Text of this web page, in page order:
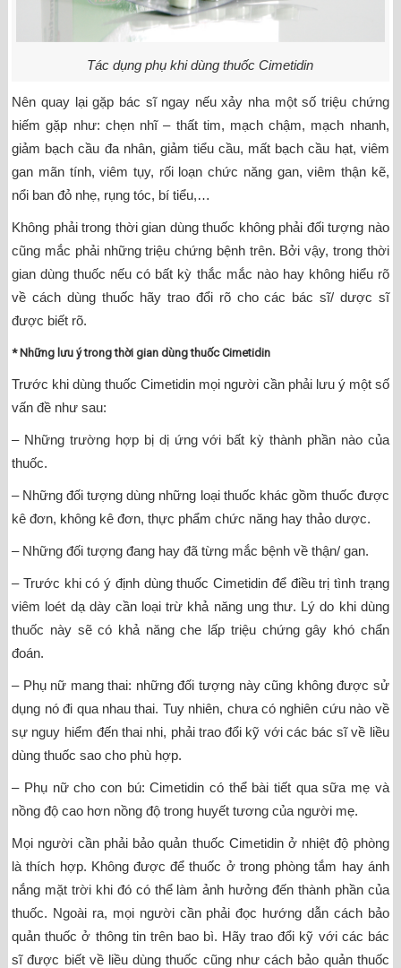
Tác dụng phụ khi dùng thuốc Cimetidin
Nên quay lại gặp bác sĩ ngay nếu xảy nha một số triệu chứng
hiếm gặp như: chẹn nhĩ – thất tim, mạch chậm, mạch nhanh,
giảm bạch cầu đa nhân, giảm tiểu cầu, mất bạch cầu hạt, viêm
gan mãn tính, viêm tụy, rối loạn chức năng gan, viêm thận kẽ,
nổi ban đỏ nhẹ, rụng tóc, bí tiểu,…
Không phải trong thời gian dùng thuốc không phải đối tượng nào
cũng mắc phải những triệu chứng bệnh trên. Bởi vậy, trong thời
gian dùng thuốc nếu có bất kỳ thắc mắc nào hay không hiểu rõ
về cách dùng thuốc hãy trao đổi rõ cho các bác sĩ/ dược sĩ
được biết rõ.
* Những lưu ý trong thời gian dùng thuốc Cimetidin
Trước khi dùng thuốc Cimetidin mọi người cần phải lưu ý một số
vấn đề như sau:
– Những trường hợp bị dị ứng với bất kỳ thành phần nào của
thuốc.
– Những đối tượng dùng những loại thuốc khác gồm thuốc được
kê đơn, không kê đơn, thực phẩm chức năng hay thảo dược.
– Những đối tượng đang hay đã từng mắc bệnh về thận/ gan.
– Trước khi có ý định dùng thuốc Cimetidin để điều trị tình trạng
viêm loét dạ dày cần loại trừ khả năng ung thư. Lý do khi dùng
thuốc này sẽ có khả năng che lấp triệu chứng gây khó chẩn
đoán.
– Phụ nữ mang thai: những đối tượng này cũng không được sử
dụng nó đi qua nhau thai. Tuy nhiên, chưa có nghiên cứu nào về
sự nguy hiểm đến thai nhi, phải trao đổi kỹ với các bác sĩ về liều
dùng thuốc sao cho phù hợp.
– Phụ nữ cho con bú: Cimetidin có thể bài tiết qua sữa mẹ và
nồng độ cao hơn nồng độ trong huyết tương của người mẹ.
Mọi người cần phải bảo quản thuốc Cimetidin ở nhiệt độ phòng
là thích hợp. Không được để thuốc ở trong phòng tắm hay ánh
nắng mặt trời khi đó có thể làm ảnh hưởng đến thành phần của
thuốc. Ngoài ra, mọi người cần phải đọc hướng dẫn cách bảo
quản thuốc ở thông tin trên bao bì. Hãy trao đổi kỹ với các bác
sĩ được biết về liều dùng thuốc cũng như cách bảo quản thuốc